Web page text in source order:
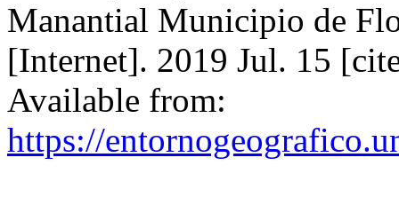
Manantial Municipio de
[Internet]. 2019 Jul. 15
Available from:
https://